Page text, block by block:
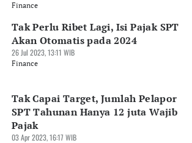
Finance
Tak Perlu Ribet Lagi, Isi Pajak SPT
Akan Otomatis pada 2024
26 Jul 2023, 13:11 WIB
Finance
Tak Capai Target, Jumlah Pelapor
SPT Tahunan Hanya 12 juta Wajib
Pajak
03 Apr 2023, 16:17 WIB